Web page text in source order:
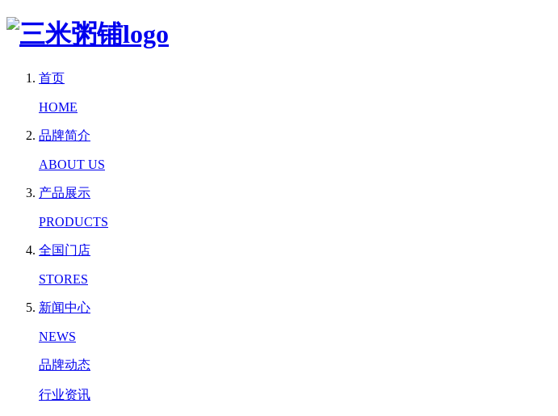
首页
HOME
品牌简介
ABOUT US
产品展示
PRODUCTS
全国门店
STORES
新闻中心
NEWS
品牌动态
行业资讯